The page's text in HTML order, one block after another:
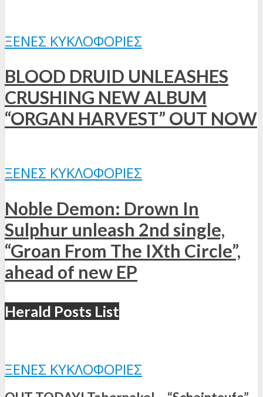
ΞΈΝΕΣ ΚΥΚΛΟΦΟΡΊΕΣ
BLOOD DRUID UNLEASHES
CRUSHING NEW ALBUM
“ORGAN HARVEST” OUT NOW
ΞΈΝΕΣ ΚΥΚΛΟΦΟΡΊΕΣ
Noble Demon: Drown In
Sulphur unleash 2nd single,
“Groan From The IXth Circle”,
ahead of new EP
Herald Posts List
ΞΈΝΕΣ ΚΥΚΛΟΦΟΡΊΕΣ